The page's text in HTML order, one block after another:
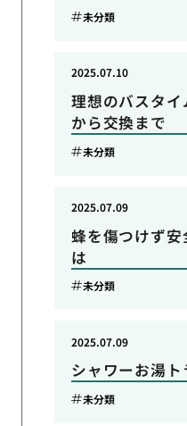
未分類
理想のバスタ
から交換まで
2025.07.10
未分類
蜂を傷つけず
は
2025.07.09
未分類
シャワーお湯
2025.07.09
未分類